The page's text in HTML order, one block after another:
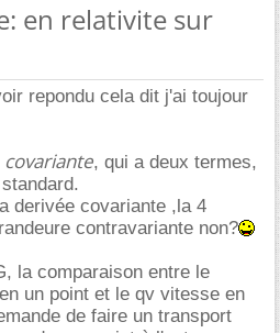
en relativite sur
repondu cela dit j'ai toujour
covariante, qui a deux termes,
derivée covariante ,la 4
contravariante non?
la comparaison entre le
un point et le qv vitesse en
de faire un transport